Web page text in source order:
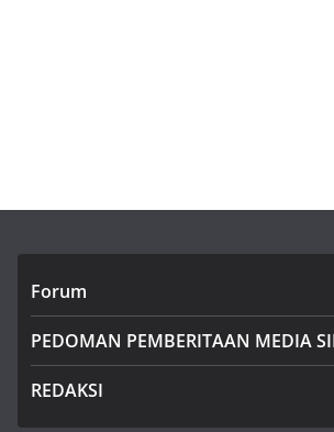
Forum
PEDOMAN PEMBERITAAN MEDIA
REDAKSI